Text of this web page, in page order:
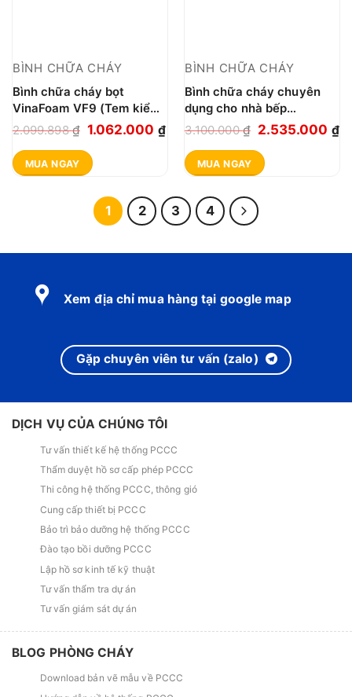
BÌNH CHỮA CHÁY
Bình chữa cháy bọt
VinaFoam VF9 (Tem kiểm
định)
2.099.898₫ Giá
là:
1.062.000 ₫Giá
1.062.000 ₫.
MUA NGAY
BÌNH CHỮA CHÁY
Bình chữa cháy chuyên
dụng cho nhà bếp
VinaFoam V6F-K
3.100.000₫ Giá
là:
2.535.000 ₫
MUA NGAY
1 2 3 4
Xem địa chỉ mua hàng tại google map
Gặp chuyên viên tư vấn (zalo)
DỊCH VỤ CỦA CHÚNG TÔI
Tư vấn thiết kế hệ thống PCCC
Thẩm duyệt hồ sơ cấp phép PCCC
Thi công hệ thống PCCC, thông gió
Cung cấp thiết bị PCCC
Bảo trì bảo dưỡng hệ thống PCCC
Đào tạo bồi dưỡng PCCC
Lập hồ sơ kinh tế kỹ thuật
Tư vấn thẩm tra dự án
Tư vấn giám sát dự án
BLOG PHÒNG CHÁY
Download bản vẽ mẫu về PCCC